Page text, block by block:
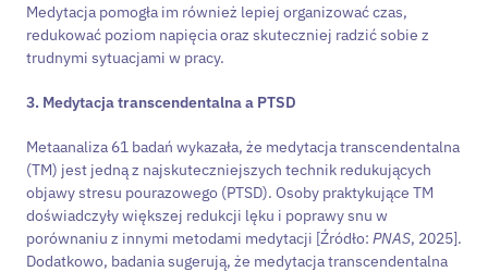
Medytacja pomogła im również lepiej organizować czas,
redukować poziom napięcia oraz skuteczniej radzić sobie z
trudnymi sytuacjami w pracy.
3. Medytacja transcendentalna a PTSD
Metaanaliza 61 badań wykazała, że medytacja transcendentalna
(TM) jest jedną z najskuteczniejszych technik redukujących
objawy stresu pourazowego (PTSD). Osoby praktykujące TM
doświadczyły większej redukcji lęku i poprawy snu w
porównaniu z innymi metodami medytacji [Źródło: PNAS, 2025].
Dodatkowo, badania sugerują, że medytacja transcendentalna